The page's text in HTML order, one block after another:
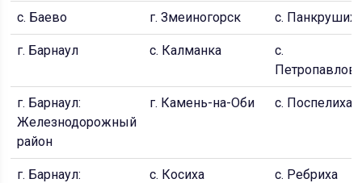
с. Баево г. Змеиногорск c.
г. Барнаул с. Калманка
c.
г. Барнаул:
Железнодорожный
район
г. Камень-на-Оби с. Поспелиха
г. Барнаул:
c. Косиха c. Ребриха